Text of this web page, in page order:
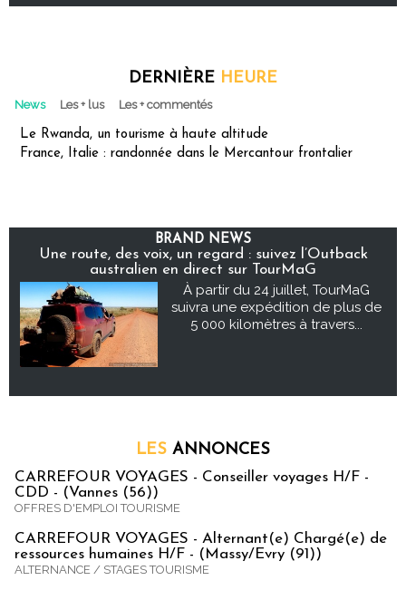
DERNIÈRE HEURE
News Les + lus Les + commentés
Le Rwanda, un tourisme à haute altitude
France, Italie : randonnée dans le Mercantour frontalier
BRAND NEWS
Une route, des voix, un regard : suivez l’Outback
australien en direct sur TourMaG
À partir du 24 juillet, TourMaG
suivra une expédition de plus de
5 000 kilomètres à travers...
LES ANNONCES
CARREFOUR VOYAGES - Conseiller voyages H/F -
CDD - (Vannes (56))
OFFRES D'EMPLOI TOURISME
CARREFOUR VOYAGES - Alternant(e) Chargé(e) de
ressources humaines H/F - (Massy/Evry (91))
ALTERNANCE / STAGES TOURISME